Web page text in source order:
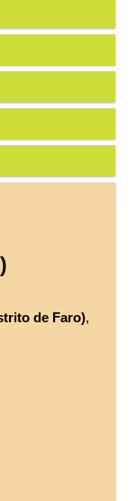
de Faro),